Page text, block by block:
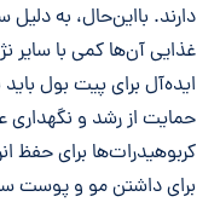
دارند. بااین‌حال، به دلیل
غذایی آن‌ها کمی با سایر
ایده‌آل برای پیت بول باید
حمایت از رشد و نگهداری
کربوهیدرات‌ها برای حفظ
برای داشتن مو و پوست